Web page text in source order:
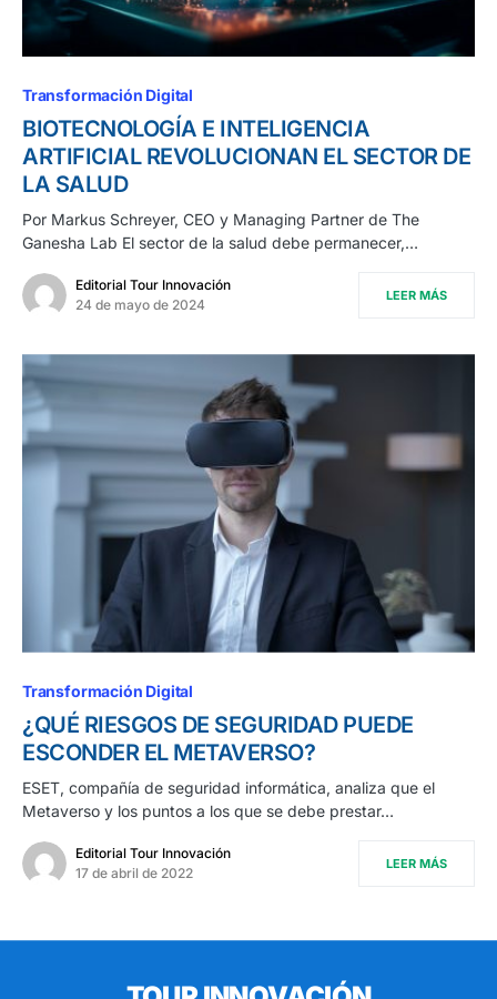
Transformación Digital
BIOTECNOLOGÍA E INTELIGENCIA
ARTIFICIAL REVOLUCIONAN EL SECTOR DE
LA SALUD
Por Markus Schreyer, CEO y Managing Partner de The
Ganesha Lab El sector de la salud debe permanecer,…
Editorial Tour Innovación
24 de mayo de 2024
LEER MÁS
Transformación Digital
¿QUÉ RIESGOS DE SEGURIDAD PUEDE
ESCONDER EL METAVERSO?
ESET, compañía de seguridad informática, analiza que el
Metaverso y los puntos a los que se debe prestar…
Editorial Tour Innovación
17 de abril de 2022
LEER MÁS